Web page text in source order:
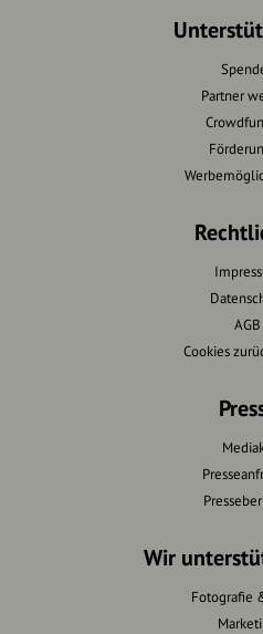
Partner
AGB
Cookies
Wir
Fotografie